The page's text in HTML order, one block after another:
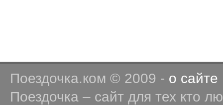
Поездочка.ком © 2009 - о сайте
Поездочка – сайт для тех кто